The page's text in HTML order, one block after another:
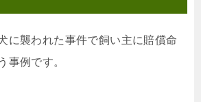
に襲われた事件で飼い主に賠償命
事例です。